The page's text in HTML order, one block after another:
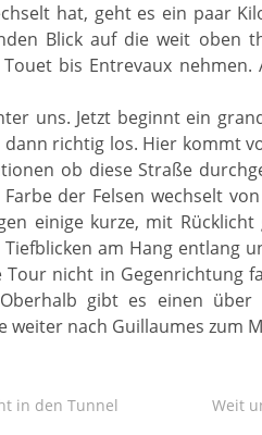
hat, geht es ein paar
Blick auf die weit oben
bis Entrevaux
uns. Jetzt beginnt ein
richtig los. Hier kommt
ob diese Straße
der Felsen wechselt
einige kurze, mit
am Hang entlang
nicht in Gegenrichtung
gibt es einen über
nach Guillaumes zum
in den Tunnel Weit